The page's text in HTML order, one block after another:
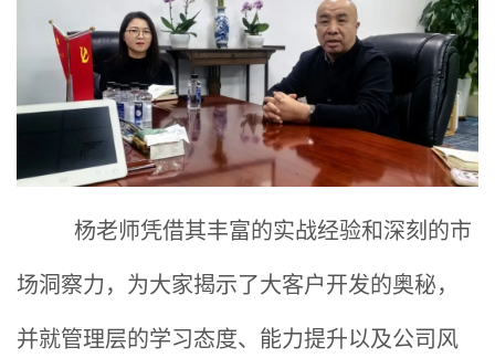
杨老师凭借其丰富的实战经验和深刻的市
场洞察力，为大家揭示了大客户开发的奥秘，
并就管理层的学习态度、能力提升以及公司风